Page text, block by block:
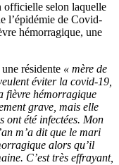
officielle selon laquelle
l’épidémie de Covid-
hémorragique, une
résidente « mère de
éviter la covid-19,
fièvre hémorragique
grave, mais elle
ont été infectées. Mon
m’a dit que le mari
alors qu’il
C’est très effrayant,